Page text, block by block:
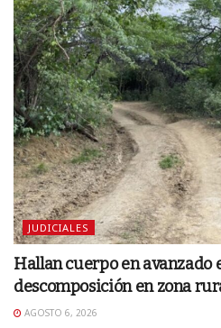
JUDICIALES
Hallan cuerpo en avanzado
descomposición en zona
AGOSTO 6, 2026